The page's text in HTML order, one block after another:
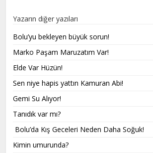
Yazarın diğer yazıları
Bolu’yu bekleyen büyük sorun!
Marko Paşam Maruzatım Var!
Elde Var Hüzün!
Sen niye hapis yattın Kamuran Abi!
Gemi Su Alıyor!
Tanıdık var mı?
Bolu’da Kış Geceleri Neden Daha Soğuk!
Kimin umurunda?